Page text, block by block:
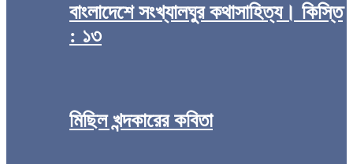
বাংলাদেশে সংখ্যালঘুর কথাসাহিত্য। কিস্তি
: ১৩
মিছিল খন্দকারের কবিতা